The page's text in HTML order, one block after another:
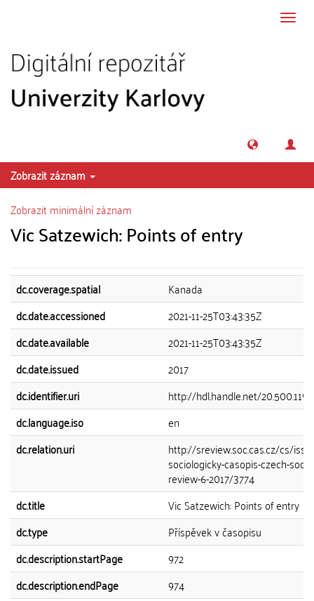
Zobrazit záznam
Zobrazit minimální záznam
Vic Satzewich: Points of entry
dc.coverage.spatial
Kanada
dc.date.accessioned
2021-11-25T03:43:35Z
dc.date.available
2021-11-25T03:43:35Z
dc.date.issued
2017
dc.identifier.uri
http://hdl.handle.net/
dc.language.iso
en
dc.relation.uri
http://sreview.soc.cas.cz/cs/
sociologicky-casopis-czech-
review-6-2017/3774
dc.title
Vic Satzewich: Points of entry
dc.type
Příspěvek v časopisu
dc.description.startPage
972
dc.description.endPage
974